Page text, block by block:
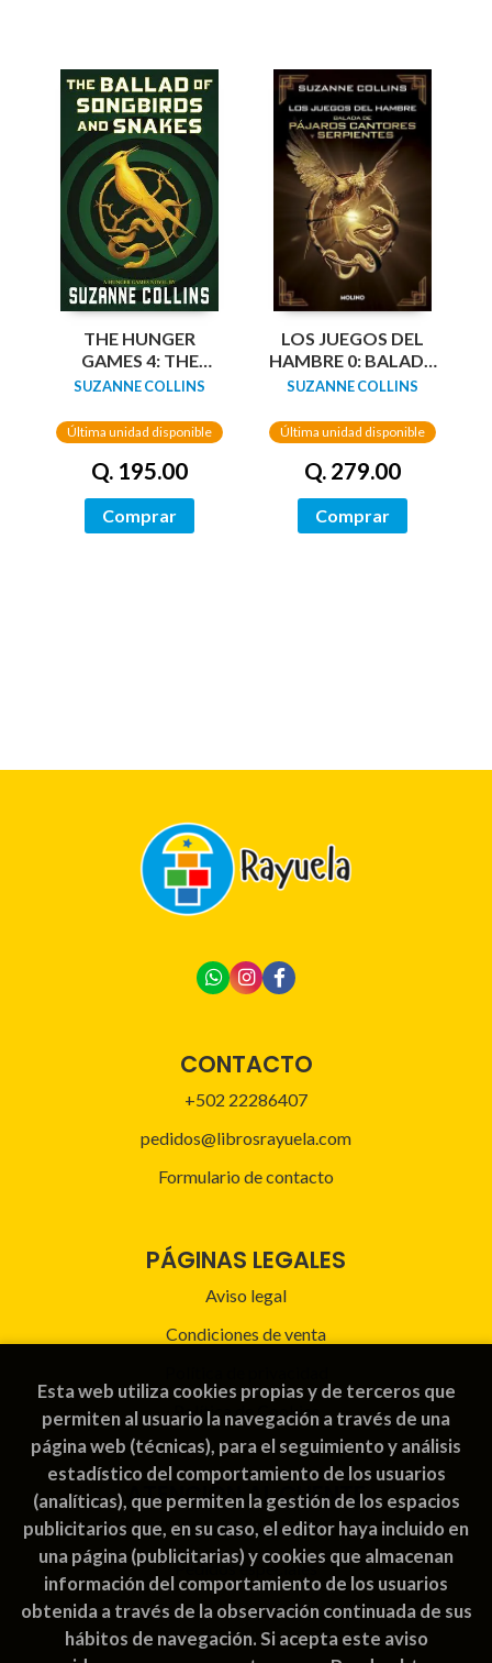
THE HUNGER
GAMES 4: THE
BALLAD OF
SNAKES
SUZANNE COLLINS
Última unidad disponible
Q. 195.00
Comprar
LOS JUEGOS DEL
HAMBRE 0: BALADA
DE PAJAROS
SERPIENTES
SUZANNE COLLINS
Última unidad disponible
Q. 279.00
Comprar
CONTACTO
+502 22286407
pedidos@librosrayuela.com
Formulario de contacto
PÁGINAS LEGALES
Aviso legal
Condiciones de venta
Política de Cookies
ATENCIÓN AL CLIENTE
Quiénes somos
Pedidos especiales
Esta web utiliza cookies propias y de terceros que
permiten al usuario la navegación a través de una
página web (técnicas), para el seguimiento y análisis
estadístico del comportamiento de los usuarios
(analíticas), que permiten la gestión de los espacios
publicitarios que, en su caso, el editor haya incluido en
una página (publicitarias) y cookies que almacenan
información del comportamiento de los usuarios
obtenida a través de la observación continuada de sus
hábitos de navegación. Si acepta este aviso